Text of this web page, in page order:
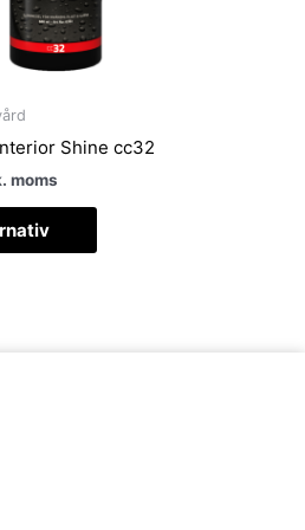
Shine cc32
moms
väljas